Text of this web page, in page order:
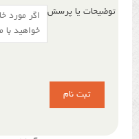
توضیحات یا پرسش